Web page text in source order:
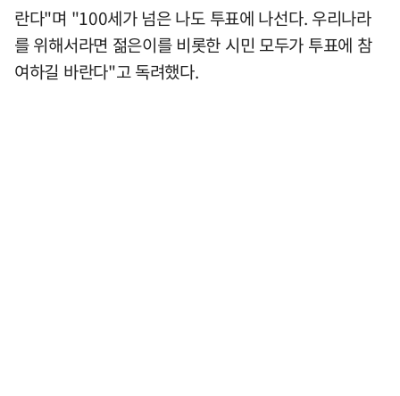
란다"며 "100세가 넘은 나도 투표에 나선다. 우리나라
를 위해서라면 젊은이를 비롯한 시민 모두가 투표에 참
여하길 바란다"고 독려했다.